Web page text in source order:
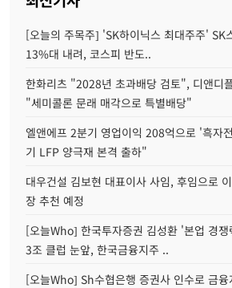
[오늘의 주목주] 'SK하이닉스 최대주주' SK
13%대 내려, 코스피 반도..
한화리츠 "2028년 초과배당 검토", 디앤디
"세미콜론 문래 매각으로 특별배당"
엘앤에프 2분기 영업이익 208억으로 '흑자
기 LFP 양극재 본격 출하"
대우건설 김보현 대표이사 사임, 후임으로
장 추천 예정
[오늘Who] 한국투자증권 김성환 '본업 경쟁
3조 클럽 눈앞, 한국금융지주 ..
[오늘Who] Sh수협은행 증권사 인수로 금융